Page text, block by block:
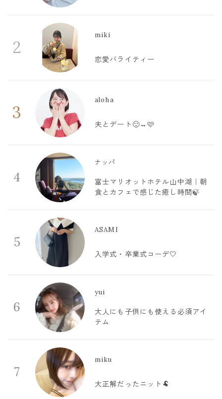
2
miki
恋愛バライティー
3
aloha
夫とデート🙂‍↔️🩷
4
ナッパ
富士マリオットホテル山中湖｜朝
食とカフェで感じた癒し時間🍃
5
ASAMI
入学式・卒業式コーデ🤍
6
yui
大人にも子供にも使える必須アイ
テム
7
miku
大正解だったニット🐏